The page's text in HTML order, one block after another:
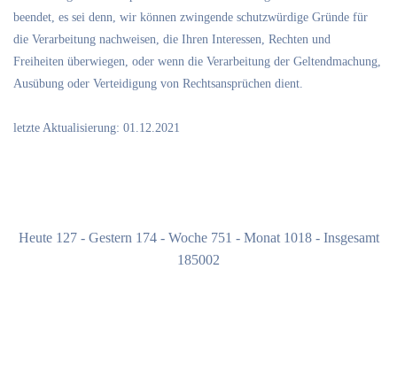
beendet, es sei denn, wir können zwingende schutzwürdige Gründe für
die Verarbeitung nachweisen, die Ihren Interessen, Rechten und
Freiheiten überwiegen, oder wenn die Verarbeitung der Geltendmachung,
Ausübung oder Verteidigung von Rechtsansprüchen dient.
letzte Aktualisierung: 01.12.2021
Heute 127 - Gestern 174 - Woche 751 - Monat 1018 - Insgesamt
185002